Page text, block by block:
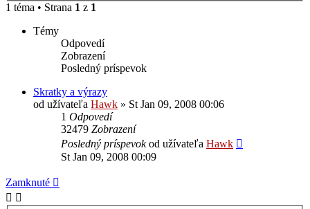
1 téma • Strana 1 z 1
Témy
Odpovedí
Zobrazení
Posledný príspevok
Skratky a výrazy
od užívateľa Hawk » St Jan 09, 2008 00:06
1 Odpovedí
32479 Zobrazení
Posledný príspevokod užívateľa Hawk
St Jan 09, 2008 00:09
Zamknuté